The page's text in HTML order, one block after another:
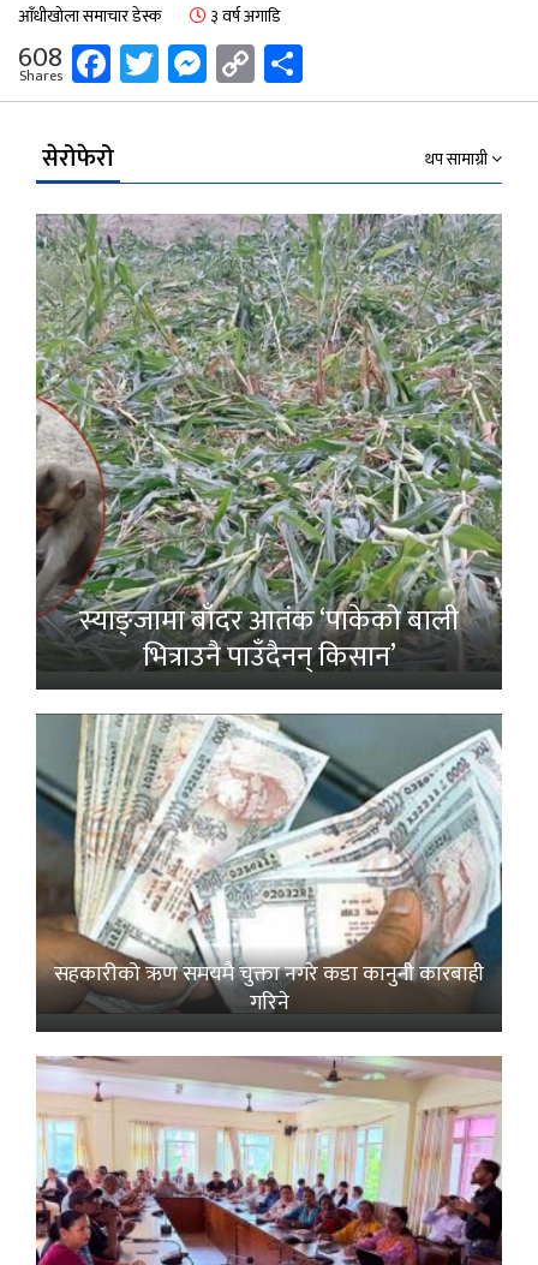
आँधीखोला समाचार डेस्क ३ वर्ष अगाडि
608
Shares Facebook
Twitter
Messenger
Copy
Link
सेरोफेरो थप सामाग्री
स्याङ्जामा बाँदर आतंक ‘पाकेको बाली
भित्राउनै पाउँदैनन् किसान’
सहकारीको ऋण समयमै चुक्ता नगरे कडा कानुनी कारबाही
गरिने